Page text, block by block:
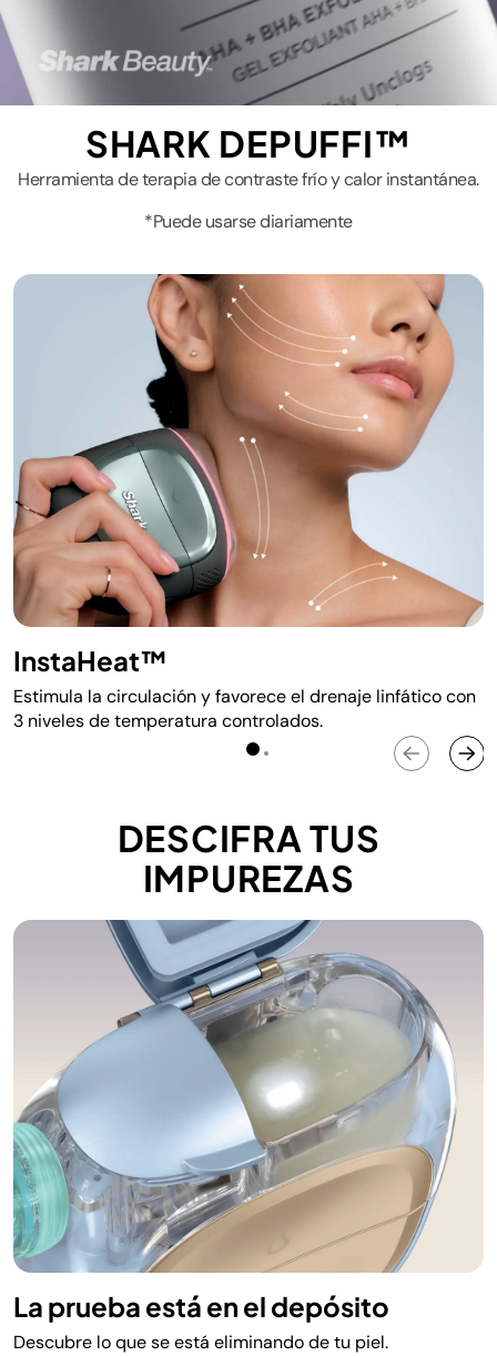
Video
SHARK DEPUFFI™
Herramienta de terapia de contraste frío y calor instantánea.
*Puede usarse diariamente
InstaHeat™
Estimula la circulación y favorece el drenaje linfático con
3 niveles de temperatura controlados.
DESCIFRA TUS
IMPUREZAS
La prueba está en el depósito
Descubre lo que se está eliminando de tu piel.